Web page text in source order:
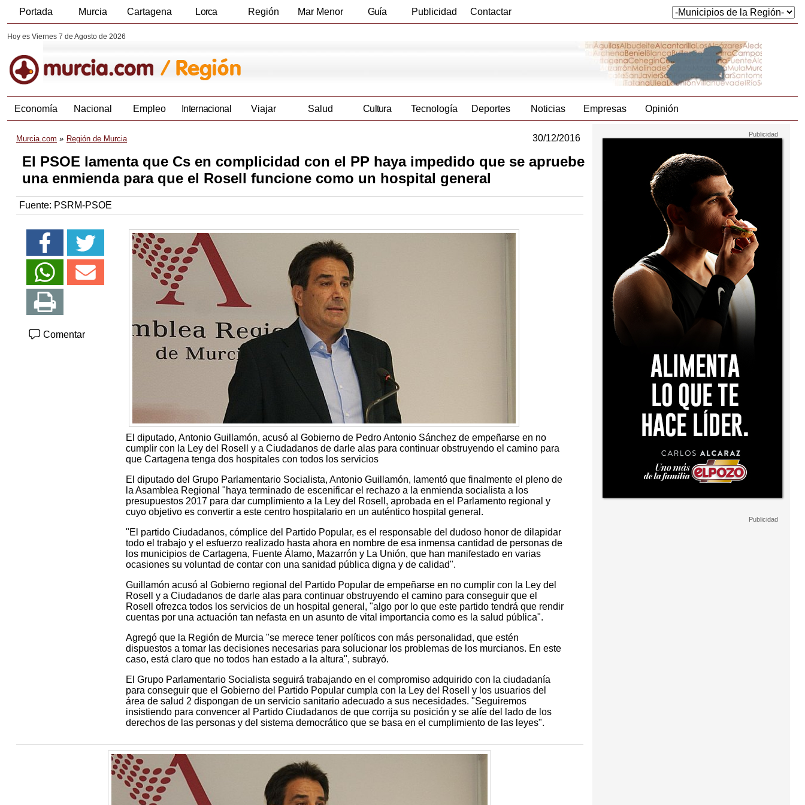
Portada Murcia Cartagena Lorca Región Mar Menor Guía Publicidad Contactar
Hoy es Viernes 7 de Agosto de 2026
Economía Nacional Empleo Internacional Viajar Salud Cultura Tecnología Deportes Noticias Empresas Opinión
Murcia.com Región de Murcia 30/12/2016
El PSOE lamenta que Cs en complicidad con el PP haya impedido que se apruebe
una enmienda para que el Rosell funcione como un hospital general
Fuente: PSRM-PSOE
Comentar
El diputado, Antonio Guillamón, acusó al Gobierno de Pedro Antonio Sánchez de empeñarse en no
cumplir con la Ley del Rosell y a Ciudadanos de darle alas para continuar obstruyendo el camino para
que Cartagena tenga dos hospitales con todos los servicios
El diputado del Grupo Parlamentario Socialista, Antonio Guillamón, lamentó que finalmente el pleno de
la Asamblea Regional "haya terminado de escenificar el rechazo a la enmienda socialista a los
presupuestos 2017 para dar cumplimiento a la Ley del Rosell, aprobada en el Parlamento regional y
cuyo objetivo es convertir a este centro hospitalario en un auténtico hospital general.
"El partido Ciudadanos, cómplice del Partido Popular, es el responsable del dudoso honor de dilapidar
todo el trabajo y el esfuerzo realizado hasta ahora en nombre de esa inmensa cantidad de personas de
los municipios de Cartagena, Fuente Álamo, Mazarrón y La Unión, que han manifestado en varias
ocasiones su voluntad de contar con una sanidad pública digna y de calidad".
Guillamón acusó al Gobierno regional del Partido Popular de empeñarse en no cumplir con la Ley del
Rosell y a Ciudadanos de darle alas para continuar obstruyendo el camino para conseguir que el
Rosell ofrezca todos los servicios de un hospital general, "algo por lo que este partido tendrá que rendir
cuentas por una actuación tan nefasta en un asunto de vital importancia como es la salud pública".
Agregó que la Región de Murcia "se merece tener políticos con más personalidad, que estén
dispuestos a tomar las decisiones necesarias para solucionar los problemas de los murcianos. En este
caso, está claro que no todos han estado a la altura", subrayó.
El Grupo Parlamentario Socialista seguirá trabajando en el compromiso adquirido con la ciudadanía
para conseguir que el Gobierno del Partido Popular cumpla con la Ley del Rosell y los usuarios del
área de salud 2 dispongan de un servicio sanitario adecuado a sus necesidades. "Seguiremos
insistiendo para convencer al Partido Ciudadanos de que corrija su posición y se alíe del lado de los
derechos de las personas y del sistema democrático que se basa en el cumplimiento de las leyes".